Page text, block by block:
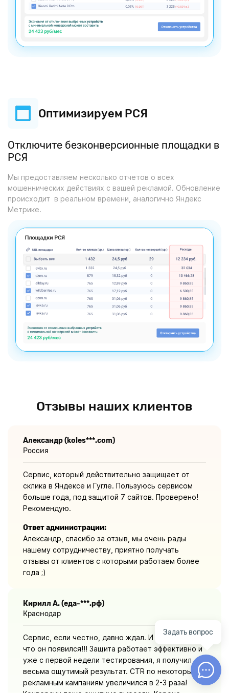
Оптимизируем РСЯ
Отключите безконверсионные площадки в
РСЯ
Мы предоставляем несколько отчетов о всех
мошеннических действиях с вашей рекламой. Обновление
происходит в реальном времени, аналогично Яндекс
Метрике.
Отзывы наших клиентов
Александр (koles***.com)
Россия
Сервис, который действительно защищает от
склика в Яндексе и Гугле. Пользуюсь сервисом
больше года, под защитой 7 сайтов. Проверено!
Рекомендую.
Ответ администрации:
Александр, спасибо за отзыв, мы очень рады
нашему сотрудничеству, приятно получать
отзывы от клиентов с которыми работаем более
года ;)
Кирилл А. (еда-***.рф)
Краснодар
Сервис, если честно, давно ждал. И очень рад,
что он появился!!! Защита работает эффективно и
уже с первой недели тестирования, я получил
весьма ощутимый результат. CTR по некоторым
рекламным кампаниям увеличился в 2-3 раза!
Задать вопрос